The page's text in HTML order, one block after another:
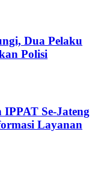
Dua Pelaku
Polisi
Se-Jateng
Layanan